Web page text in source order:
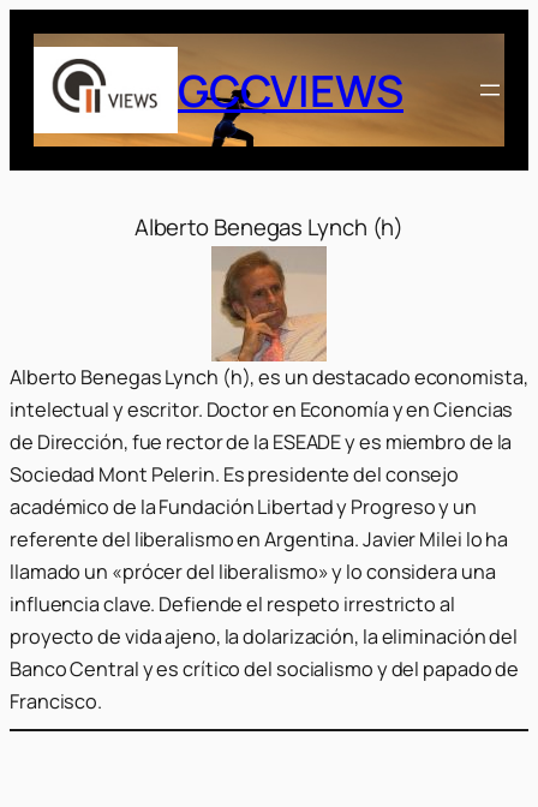
Saltar
contenido
GCCVIEWS
Alberto Benegas Lynch (h)
Alberto Benegas Lynch (h), es un destacado economista,
intelectual y escritor. Doctor en Economía y en Ciencias
de Dirección, fue rector de la ESEADE y es miembro de la
Sociedad Mont Pelerin. Es presidente del consejo
académico de la Fundación Libertad y Progreso y un
referente del liberalismo en Argentina. Javier Milei lo ha
llamado un «prócer del liberalismo» y lo considera una
influencia clave. Defiende el respeto irrestricto al
proyecto de vida ajeno, la dolarización, la eliminación del
Banco Central y es crítico del socialismo y del papado de
Francisco.